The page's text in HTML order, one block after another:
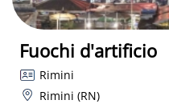
Fuochi d'artificio
Rimini
Rimini (RN)